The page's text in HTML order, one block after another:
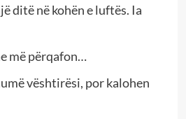
ditë në kohën e luftës. Ia
më përqafon…
vështirësi, por kalohen